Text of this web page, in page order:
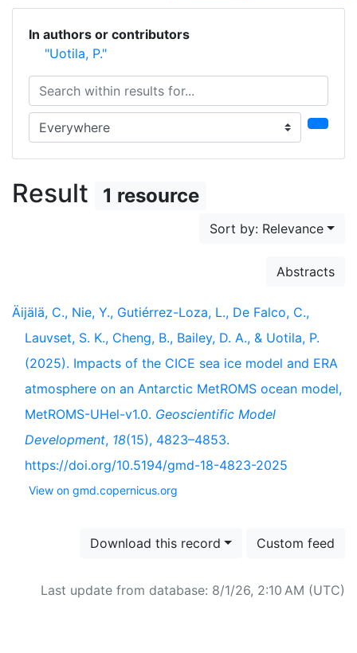
In authors or contributors
"Uotila, P."
Search within results for...
Search in...
Result 1 resource
Sort by: Relevance
Abstracts
Äijälä, C., Nie, Y., Gutiérrez-Loza, L., De Falco, C.,
Lauvset, S. K., Cheng, B., Bailey, D. A., & Uotila, P.
(2025). Impacts of the CICE sea ice model and ERA
atmosphere on an Antarctic MetROMS ocean model,
MetROMS-UHel-v1.0. Geoscientific Model
Development, 18(15), 4823–4853.
https://doi.org/10.5194/gmd-18-4823-2025
View on gmd.copernicus.org
Download this record Custom feed
Last update from database: 8/1/26, 2:10 AM (UTC)